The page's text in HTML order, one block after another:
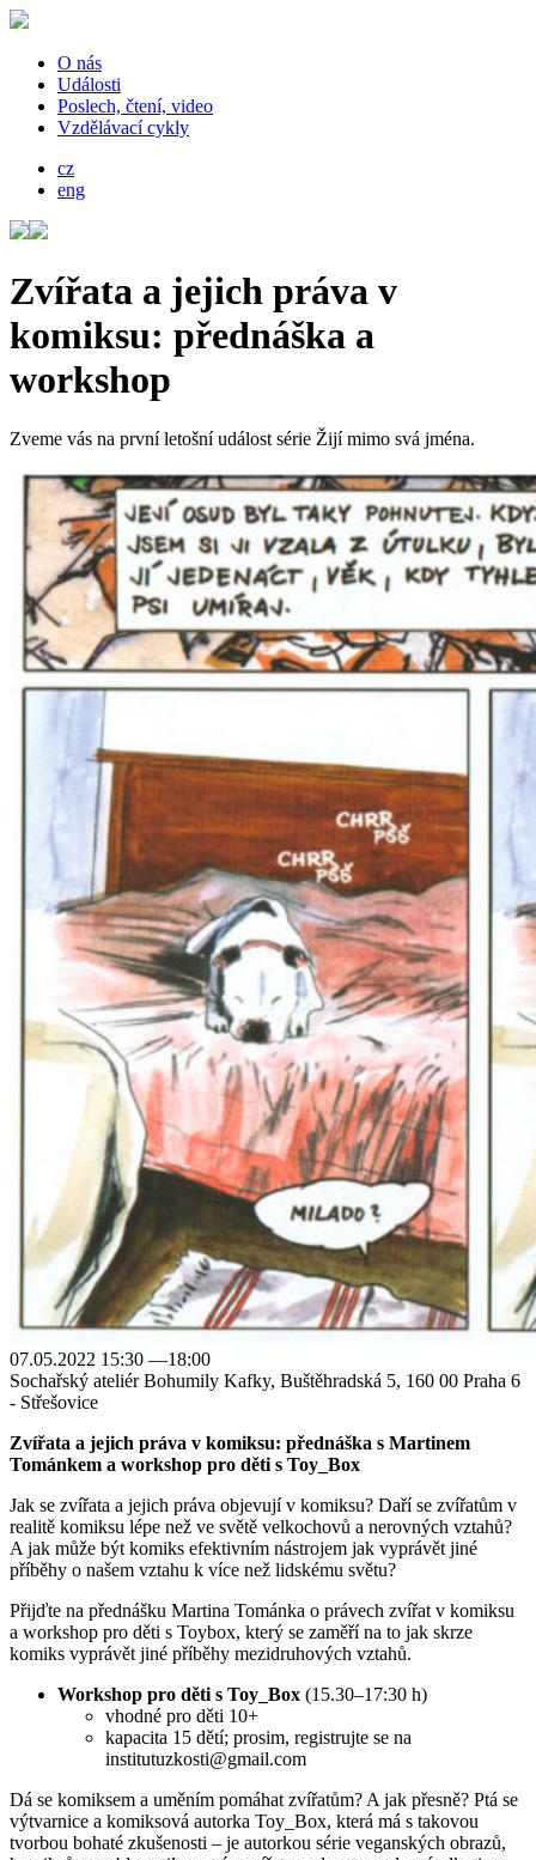
O nás
Události
Poslech, čtení, video
Vzdělávací cykly
cz
eng
Zvířata a jejich práva v
komiksu: přednáška a
workshop
Zveme vás na první letošní událost série Žijí mimo svá jména.
07.05.2022 15:30 —18:00
Sochařský ateliér Bohumily Kafky, Buštěhradská 5, 160 00 Praha 6
- Střešovice
Zvířata a jejich práva v komiksu: přednáška s Martinem
Tománkem a workshop pro děti s Toy_Box
Jak se zvířata a jejich práva objevují v komiksu? Daří se zvířatům v
realitě komiksu lépe než ve světě velkochovů a nerovných vztahů?
A jak může být komiks efektivním nástrojem jak vyprávět jiné
příběhy o našem vztahu k více než lidskému světu?
Přijďte na přednášku Martina Tománka o právech zvířat v komiksu
a workshop pro děti s Toybox, který se zaměří na to jak skrze
komiks vyprávět jiné příběhy mezidruhových vztahů.
Workshop pro děti s Toy_Box (15.30–17:30 h)
vhodné pro děti 10+
kapacita 15 dětí; prosim, registrujte se na
institutuzkosti@gmail.com
Dá se komiksem a uměním pomáhat zvířatům? A jak přesně? Ptá se
výtvarnice a komiksová autorka Toy_Box, která má s takovou
tvorbou bohaté zkušenosti – je autorkou série veganských obrazů,